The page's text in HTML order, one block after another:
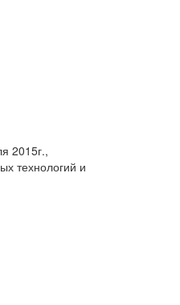
2015г.,
технологий и